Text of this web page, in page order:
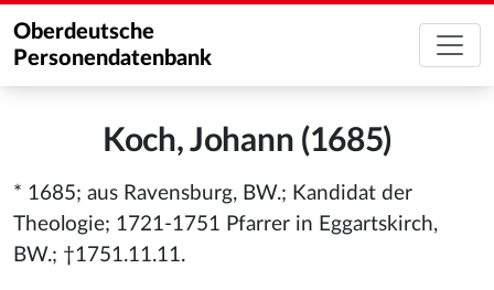
Oberdeutsche
Personendatenbank
Koch, Johann (1685)
* 1685; aus Ravensburg, BW.; Kandidat der
Theologie; 1721-1751 Pfarrer in Eggartskirch,
BW.; †1751.11.11.